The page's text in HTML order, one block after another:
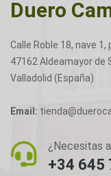
Duero
Calle Roble 18, nave
47162 Aldeamayor de
Valladolid (España)
Email:
¿Necesitas
+34 645